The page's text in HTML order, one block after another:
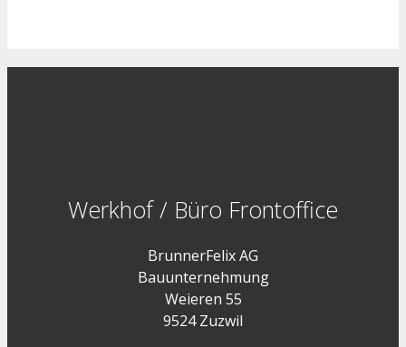
Werkhof / Büro Frontoffice
BrunnerFelix AG
Bauunternehmung
Weieren 55
9524 Zuzwil